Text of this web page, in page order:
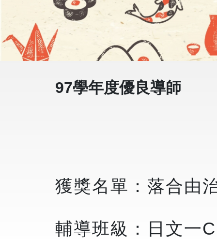
97學年度優良導師
獲獎名單：落合由
輔導班級：日文一C